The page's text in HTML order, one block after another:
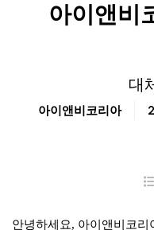
아이앤비
대
아이앤비코리아
안녕하세요, 아이앤비코리